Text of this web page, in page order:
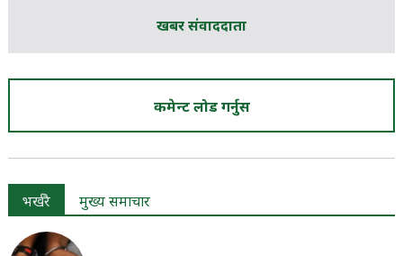
खबर संवाददाता
कमेन्ट लोड गर्नुस
भर्खरै मुख्य समाचार